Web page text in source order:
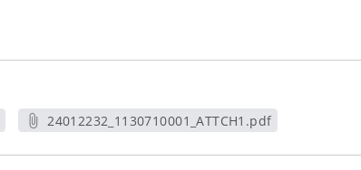
24012232_1130710001_ATTCH1.pdf